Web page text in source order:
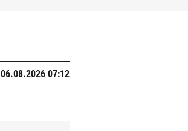
06.08.2026 07:12